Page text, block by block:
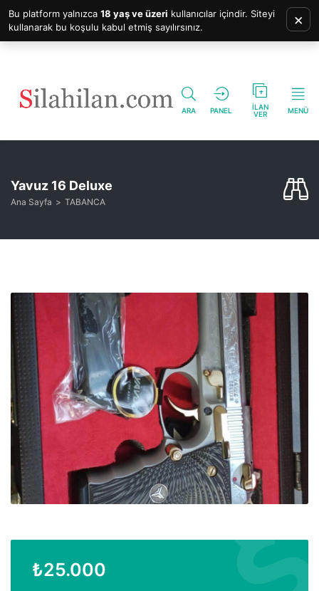
ARA PANEL
İLAN
VER
MENÜ
Yavuz 16 Deluxe
Ana Sayfa TABANCA
₺25.000
Bu platform yalnızca 18 yaş ve üzeri kullanıcılar içindir. Siteyi
kullanarak bu koşulu kabul etmiş sayılırsınız.
×